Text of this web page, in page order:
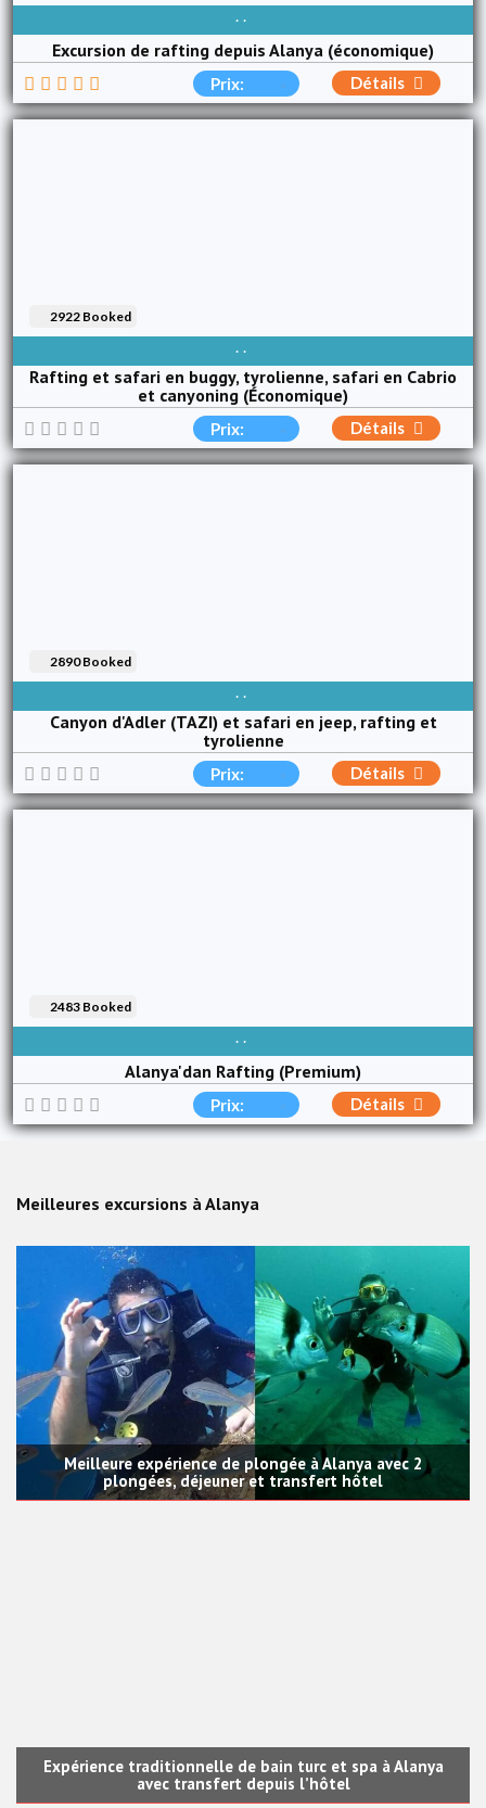
DISPONIBLE TOUS LES JOURS
Excursion de rafting depuis Alanya (économique)
Prix: Détails
DISPONIBLE TOUS LES JOURS
Rafting et safari en buggy, tyrolienne, safari en Cabrio
et canyoning (Économique)
2922 Booked
Prix: Détails
DISPONIBLE TOUS LES JOURS
Canyon d'Adler (TAZI) et safari en jeep, rafting et
tyrolienne
2890 Booked
Prix: Détails
DISPONIBLE TOUS LES JOURS
Alanya'dan Rafting (Premium)
2483 Booked
Prix: Détails
Meilleures excursions à Alanya
Meilleure expérience de plongée à Alanya avec 2
plongées, déjeuner et transfert hôtel
Expérience traditionnelle de bain turc et spa à Alanya
avec transfert depuis l’hôtel